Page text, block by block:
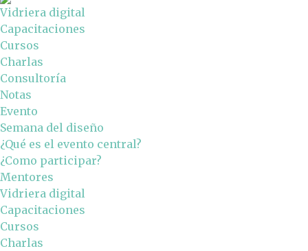
Vidriera digital
Capacitaciones
Cursos
Charlas
Consultoría
Notas
Evento
Semana del diseño
¿Qué es el evento central?
¿Como participar?
Mentores
Vidriera digital
Capacitaciones
Cursos
Charlas